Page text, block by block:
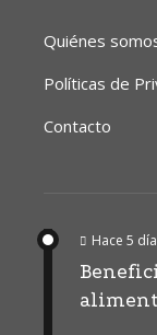
Quiénes
Políticas de
Contacto
Hace 5